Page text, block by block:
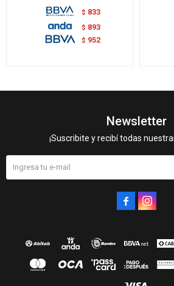
$ 833
$ 893
$ 952
Newsletter
¡Suscribite y recibí todas
 